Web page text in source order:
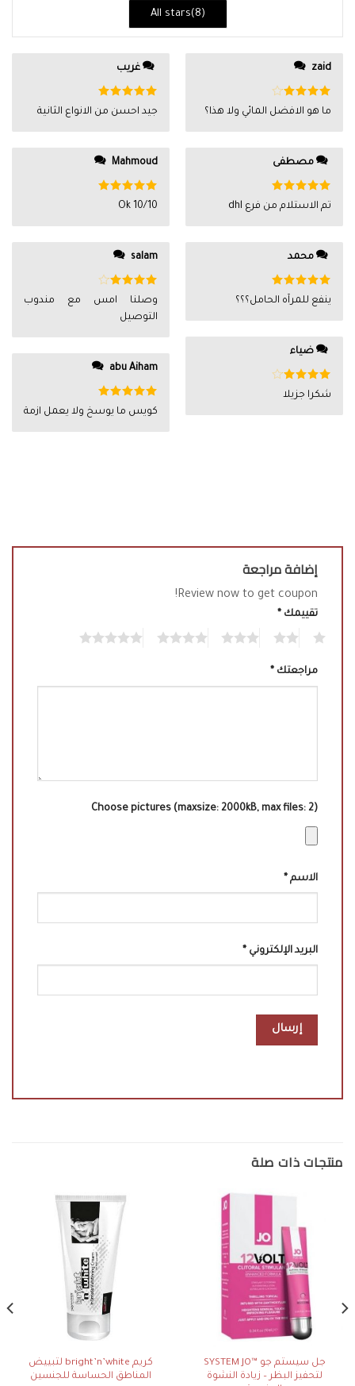
All stars( 8)
zaid
تم
التقييم
ما هو الافضل المائي ولا هذا؟
مصطفى
تم التقييم
من 5
تم الاستلام من فرع dhl
محمد
تم التقييم
5
من 5
ينفع للمرآه الحامل؟؟؟
ضياء
تم
التقييم
شكرا جزيلا
غريب
تم التقييم
5 من 5
جيد احسن من الانواع الثانية
Mahmoud
تم التقييم
Ok 10/10
salam
تم
التقييم
من 5
وصلنا امس مع مندوب
التوصيل
abu Aiham
تم التقييم
من 5
كويس ما يوسخ ولا يعمل ازمة
إضافة مراجعة
Review now to get coupon!
تقييمك *
مراجعتك *
Choose pictures (maxsize: 2000kB, max files: 2)
الاسم *
البريد الإلكتروني *
منتجات ذات صلة
جل سيستم جو ™SYSTEM JO
لتحفيز البظر – زيادة النشوة
كريم bright’n’white لتبييض
المناطق الحساسة للجنسين